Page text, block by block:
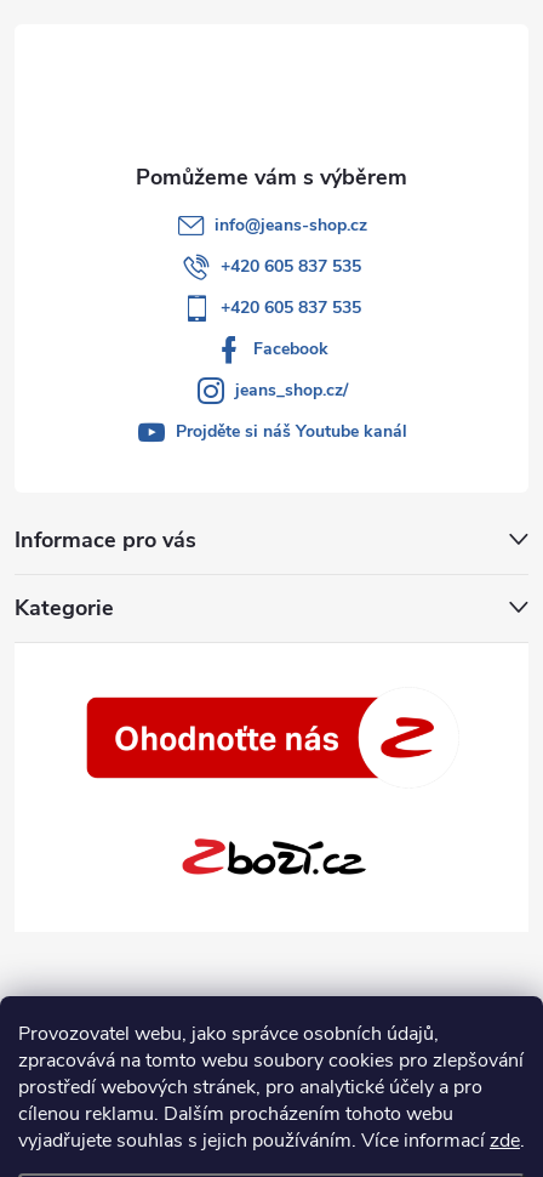
Provozovatel webu, jako správce osobních údajů,
zpracovává na tomto webu soubory cookies pro zlepšování
prostředí webových stránek, pro analytické účely a pro
cílenou reklamu. Dalším procházením tohoto webu
vyjadřujete souhlas s jejich používáním. Více informacízde.
Informace pro vás
Kategorie
info@jeans-shop.cz
+420 605 837 535
+420 605 837 535
Facebook
jeans_shop.cz/
Projděte si náš Youtube kanál